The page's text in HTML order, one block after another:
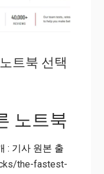
트북 선택
노트북
: 기사 원본 출
the-fastest-